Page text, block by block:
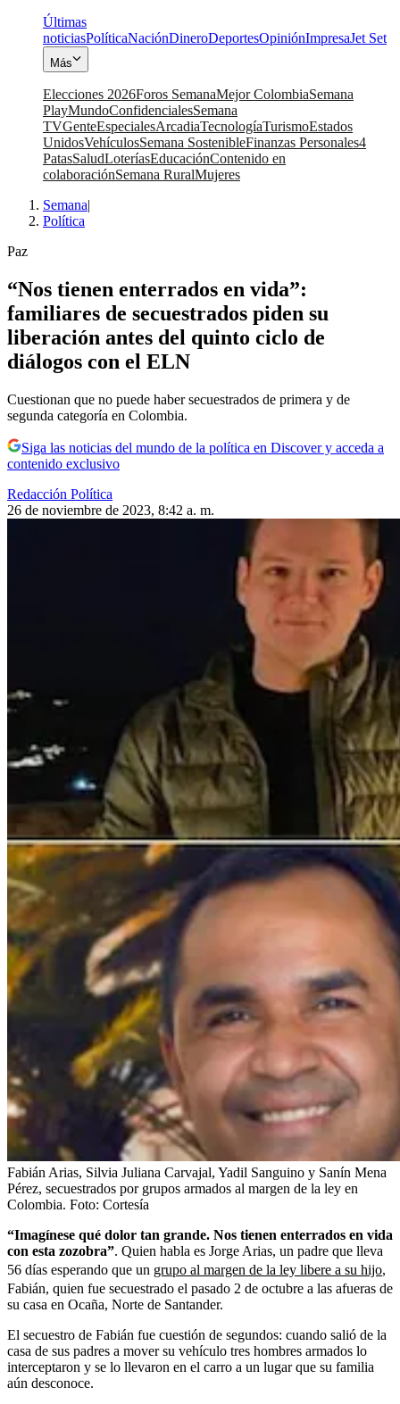
Últimas
noticiasPolíticaNaciónDineroDeportesOpiniónImpresaJet Set
Más
Elecciones 2026Foros SemanaMejor ColombiaSemana
PlayMundoConfidencialesSemana
TVGenteEspecialesArcadiaTecnologíaTurismoEstados
UnidosVehículosSemana SostenibleFinanzas Personales4
PatasSaludLoteríasEducaciónContenido en
colaboraciónSemana RuralMujeres
Semana|
Política
Paz
“Nos tienen enterrados en vida”:
familiares de secuestrados piden su
liberación antes del quinto ciclo de
diálogos con el ELN
Cuestionan que no puede haber secuestrados de primera y de
segunda categoría en Colombia.
Siga las noticias del mundo de la política en Discover y acceda a
contenido exclusivo
Redacción Política
26 de noviembre de 2023, 8:42 a. m.
Fabián Arias, Silvia Juliana Carvajal, Yadil Sanguino y Sanín Mena
Pérez, secuestrados por grupos armados al margen de la ley en
Colombia. Foto: Cortesía
“Imagínese qué dolor tan grande. Nos tienen enterrados en vida
con esta zozobra”. Quien habla es Jorge Arias, un padre que lleva
56 días esperando que un grupo al margen de la ley libere a su hijo,
Fabián, quien fue secuestrado el pasado 2 de octubre a las afueras de
su casa en Ocaña, Norte de Santander.
El secuestro de Fabián fue cuestión de segundos: cuando salió de la
casa de sus padres a mover su vehículo tres hombres armados lo
interceptaron y se lo llevaron en el carro a un lugar que su familia
aún desconoce.